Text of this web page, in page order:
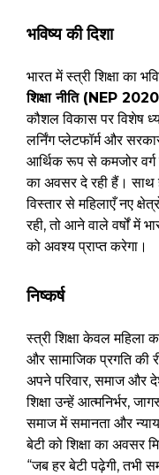
भविष्य की दिशा
भारत में स्त्री शिक्षा का
शिक्षा नीति (NEP
कौशल विकास पर विशेष
लर्निंग प्लेटफॉर्म और
आर्थिक रूप से कमजोर वर्ग
का अवसर दे रही हैं। साथ
विस्तार से महिलाएँ नए
रही, तो आने वाले वर्षों में
को अवश्य प्राप्त करेगा।
निष्कर्ष
स्त्री शिक्षा केवल महिला
और सामाजिक प्रगति की
अपने परिवार, समाज और
शिक्षा उन्हें आत्मनिर्भर,
समाज में समानता और
बेटी को शिक्षा का अवसर
“जब हर बेटी पढ़ेगी, तभी